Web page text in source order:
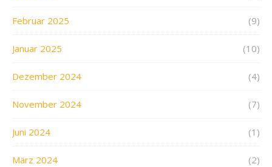
Februar 2025 (9)
Januar 2025 (10)
Dezember 2024 (4)
November 2024 (7)
Juni 2024 (1)
März 2024 (2)